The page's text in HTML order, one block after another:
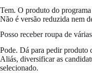
Tem. O produto do
Não é versão reduzida nem
Posso receber roupa de
Pode. Dá para pedir produto
Aliás, diversificar as
selecionado.